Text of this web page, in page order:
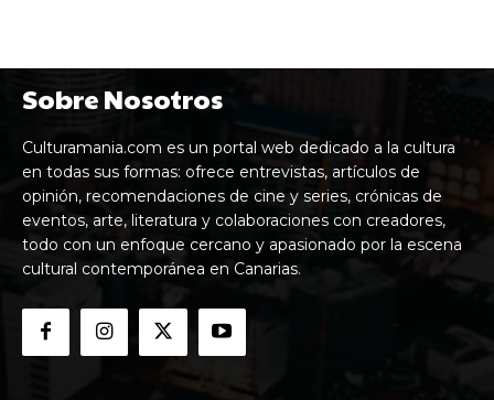
Sobre Nosotros
Culturamania.com es un portal web dedicado a la cultura
en todas sus formas: ofrece entrevistas, artículos de
opinión, recomendaciones de cine y series, crónicas de
eventos, arte, literatura y colaboraciones con creadores,
todo con un enfoque cercano y apasionado por la escena
cultural contemporánea en Canarias.